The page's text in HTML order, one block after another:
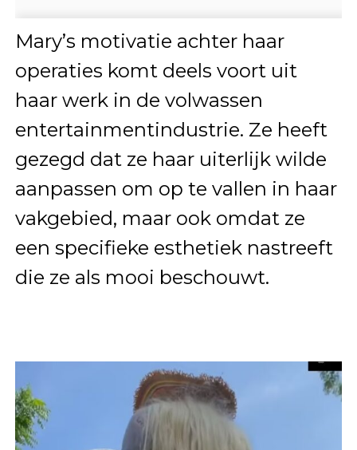
Mary’s motivatie achter haar
operaties komt deels voort uit
haar werk in de volwassen
entertainmentindustrie. Ze heeft
gezegd dat ze haar uiterlijk wilde
aanpassen om op te vallen in haar
vakgebied, maar ook omdat ze
een specifieke esthetiek nastreeft
die ze als mooi beschouwt.